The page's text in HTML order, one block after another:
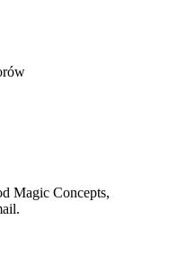
Magic Concepts,